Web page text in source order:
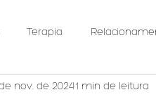
Terapia
Relacional
nov. de 20241 min de leitura